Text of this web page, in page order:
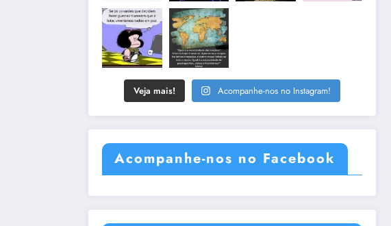
Veja mais! Acompanhe-nos no Instagram!
Acompanhe-nos no Facebook